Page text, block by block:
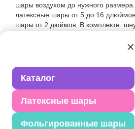
Каталог
Латексные шары
Фольгированные шары
шары воздухом до нужного
латексные шары от 5 до 16
шары от 2 дюймов. В комплекте:
сумка. Поставка товара
Посмотреть Компрессор
Портале оптовых закупок
Товар из раздела Компрессоры